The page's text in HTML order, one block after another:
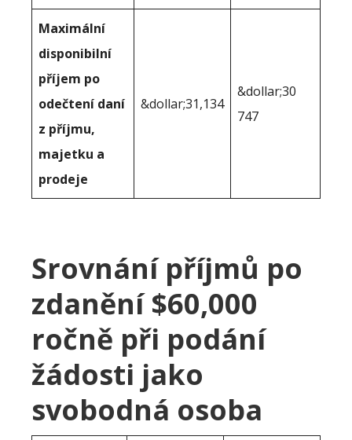
Maximální
disponibilní
příjem po
odečtení daní
z příjmu,
majetku a
prodeje
&dollar;31,134
&dollar;30
747
Srovnání příjmů po
zdanění $60,000
ročně při podání
žádosti jako
svobodná osoba